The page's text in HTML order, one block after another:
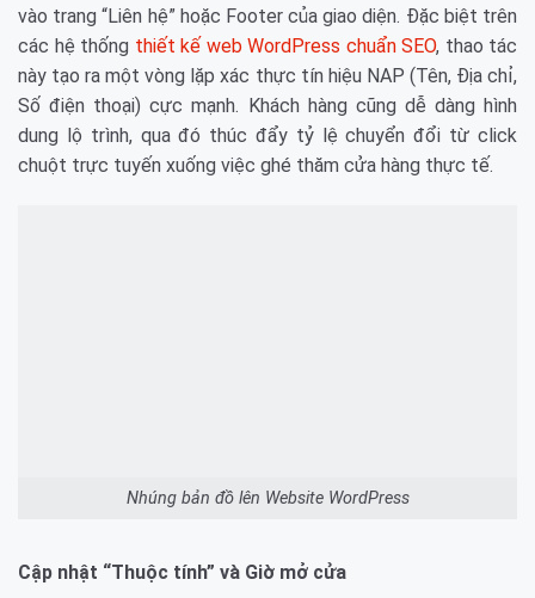
vào trang “Liên hệ” hoặc Footer của giao diện. Đặc biệt trên
các hệ thống thiết kế web WordPress chuẩn SEO, thao tác
này tạo ra một vòng lặp xác thực tín hiệu NAP (Tên, Địa chỉ,
Số điện thoại) cực mạnh. Khách hàng cũng dễ dàng hình
dung lộ trình, qua đó thúc đẩy tỷ lệ chuyển đổi từ click
chuột trực tuyến xuống việc ghé thăm cửa hàng thực tế.
Nhúng bản đồ lên Website WordPress
Cập nhật “Thuộc tính” và Giờ mở cửa